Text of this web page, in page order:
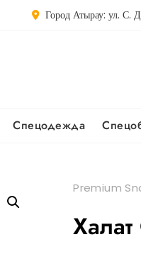
Город Атырау: ул. С.
Спецодежда
Premium